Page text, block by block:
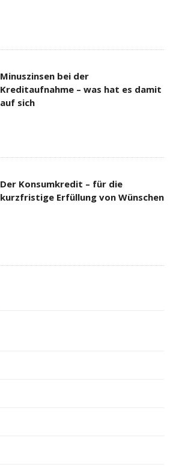
Minuszinsen bei der
Kreditaufnahme – was hat es damit
auf sich
Der Konsumkredit – für die
kurzfristige Erfüllung von Wünschen